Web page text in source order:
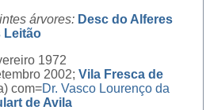
árvores: Desc do Alferes
Leitão
1972
2002; Vila Fresca de
com=Dr. Vasco Lourenço da
de Avila